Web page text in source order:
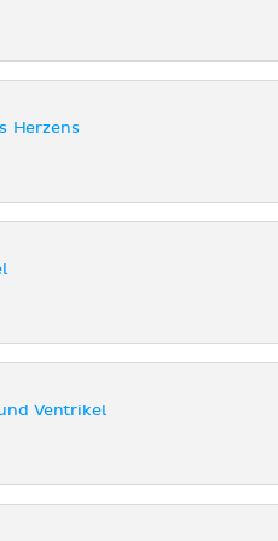
Herzens
Ventrikel